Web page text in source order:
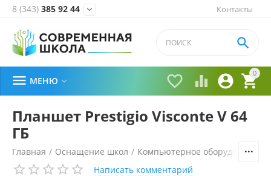
Контакты
8 (343) 385 92 44 
0


 

 МЕНЮ 
Планшет Prestigio Visconte V 64
ГБ
Главная / Оснащение школ / Компьютерное оборудование,
Написать комментарий